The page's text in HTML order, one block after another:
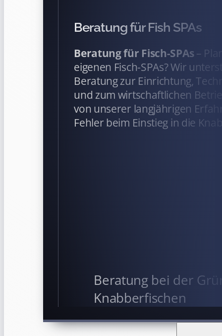
Beratung für Fish SPAs
Beratung für Fisch-SPAs–
eigenen Fisch-SPAs? Wir
Beratung zur Einrichtung,
und zum wirtschaftlichen
von unserer langjährigen
Fehler beim Einstieg in die
Beratung bei der
Knabberfischen